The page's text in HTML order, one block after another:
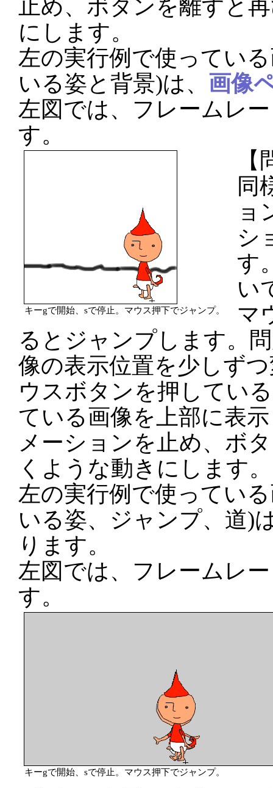
止め、ボタンを離すと
にします。
左の実行例で使ってい
いる姿と背景)は、 画像
左図では、フレームレ
す。
キーgで開始、sで停止。マウス押下でジャンプ。
同
ョ
シ
す
い
マ
るとジャンプします。
像の表示位置を少しず
ウスボタンを押してい
ている画像を上部に表
メーションを止め、ボ
くような動きにします。
左の実行例で使ってい
いる姿、ジャンプ、道)
ります。
左図では、フレームレ
す。
キーgで開始、sで停止。マウス押下でジャンプ。